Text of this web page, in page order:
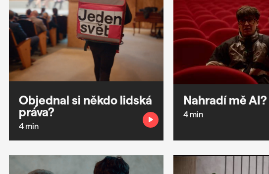
Objednal si někdo lidská
práva?
4 min
Nahradí mě AI?
4 min